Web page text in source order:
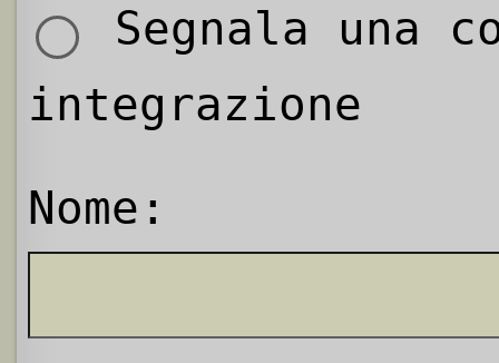
Segnala una
integrazione
Nome: